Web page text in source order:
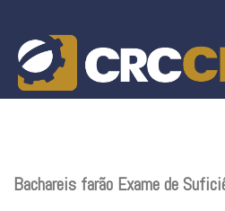
content
Bachareis farão Exame de